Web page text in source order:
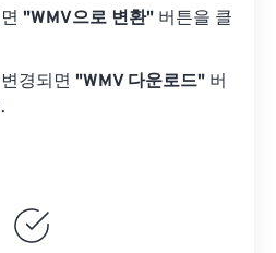
"WMV으로 변환" 버튼을 클
경되면 "WMV 다운로드" 버